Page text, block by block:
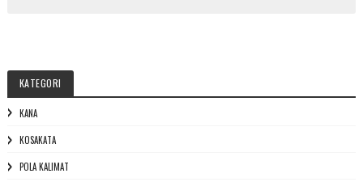
KATEGORI
KANA
KOSAKATA
POLA KALIMAT